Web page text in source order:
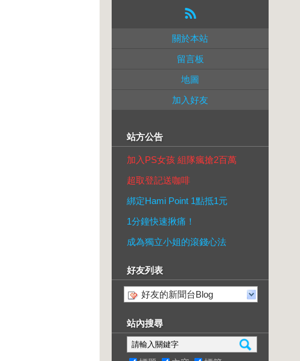
關於本站
留言板
地圖
加入好友
站方公告
加入PS女孩 組隊瘋搶2百萬
超取登記送咖啡
綁定Hami Point 1點抵1元
1分鐘快速揪痛！
成為獨立小姐的滾錢心法
好友列表
好友的新聞台Blog
站內搜尋